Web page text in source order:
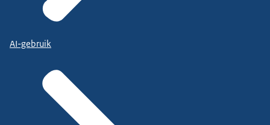
AI-gebruik